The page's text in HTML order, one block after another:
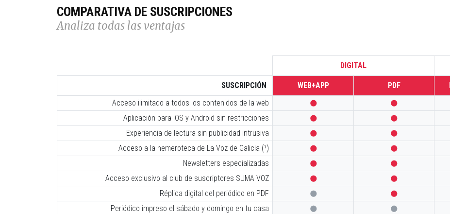
COMPARATIVA DE SUSCRIPCIONES
Analiza todas las ventajas
DIGITAL
SUSCRIPCIÓN WEB+APP PDF
Acceso ilimitado a todos los contenidos de la web
 
Aplicación para iOS y Android sin restricciones  
Experiencia de lectura sin publicidad intrusiva  
Acceso a la hemeroteca de La Voz de Galicia (¹)  
Newsletters especializadas  
Acceso exclusivo al club de suscriptores SUMA VOZ  
Réplica digital del periódico en PDF  
Periódico impreso el sábado y domingo en tu casa  